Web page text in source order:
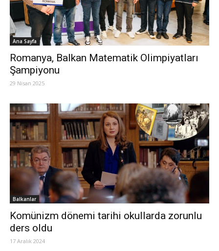
Ana Sayfa
Romanya, Balkan Matematik Olimpiyatları
Şampiyonu
29 Nisan 2025
Balkanlar
Komünizm dönemi tarihi okullarda zorunlu
ders oldu
17 Aralık 2024